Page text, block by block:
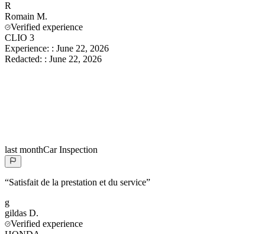
R
Romain M.
Verified experience
CLIO 3
Experience: : June 22, 2026
Redacted: : June 22, 2026
last monthCar Inspection
“Satisfait de la prestation et du service”
g
gildas D.
Verified experience